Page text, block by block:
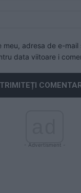
meu, adresa de e-
data viitoare i
- Advertisment -